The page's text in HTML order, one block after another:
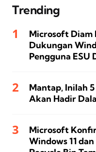
Trending
Microsoft Diam
Dukungan
Pengguna ESU
Mantap, Inilah
Akan Hadir
Microsoft
Windows 11